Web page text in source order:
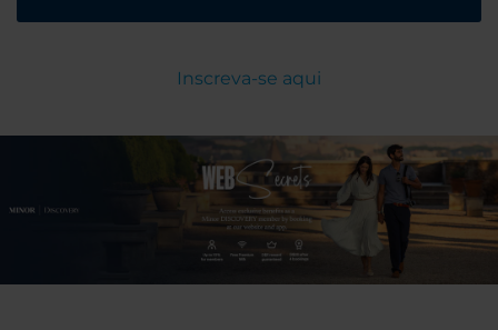
Inscreva-se aqui